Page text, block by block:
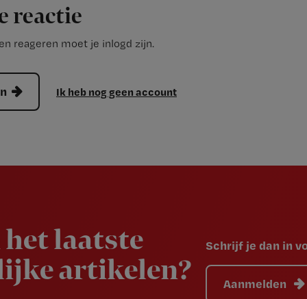
reactie
reageren moet je inlogd zijn.
Ik heb nog geen account
laatste
artikelen?
Schrijf je dan in
Aanmelden